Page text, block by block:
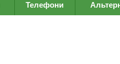
Телефони